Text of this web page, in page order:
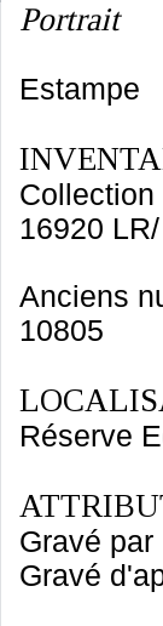
Portrait
Estampe
16920
Anciens
10805
Réserve
Gravé
Gravé